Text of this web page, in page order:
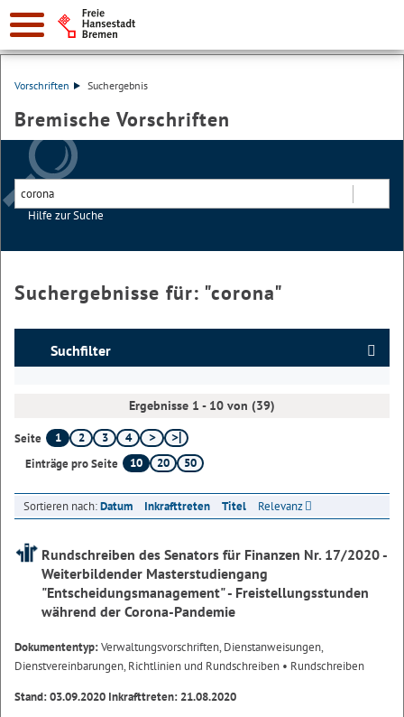
Vorschriften Suchergebnis
Bremische Vorschriften
Hilfe zur Suche
Suchergebnisse für: "corona"
Suchfilter
Ergebnisse 1 - 10 von (39)
Seite 1 2 3
4
Einträge pro Seite
10 20 50
Sortieren nach:Datum Inkrafttreten Titel Relevanz
Rundschreiben des Senators für Finanzen Nr. 17/2020 -
Weiterbildender Masterstudiengang
"Entscheidungsmanagement" - Freistellungsstunden
während der Corona-Pandemie
Dokumententyp:Verwaltungsvorschriften, Dienstanweisungen,
Dienstvereinbarungen, Richtlinien und Rundschreiben • Rundschreiben
Stand: 03.09.2020 Inkrafttreten: 21.08.2020